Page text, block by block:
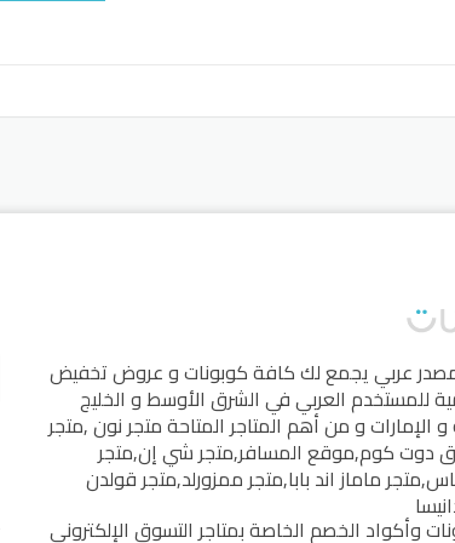
عربي يجمع لك كافة كوبونات و عروض تخفيض
للمستخدم العربي في الشرق الأوسط و الخليج
و من أهم المتاجر المتاحةمتجر نون,متجر
دوت كوم,موقع المسافر,متجر شي إن,متجر
,متجر ماماز اند بابا,متجر ممزورلد,متجر قولدن
وأكواد الخصم الخاصة بمتاجر التسوق الإلكتروني